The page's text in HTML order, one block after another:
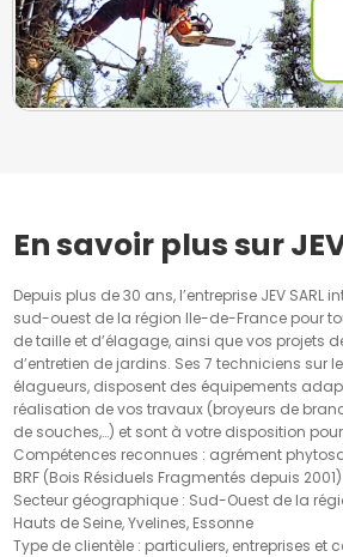
En savoir plus sur
Depuis plus de 30 ans, l’entreprise JEV SARL
sud-ouest de la région Ile-de-France pour
de taille et d’élagage, ainsi que vos projets
d’entretien de jardins. Ses 7 techniciens sur
élagueurs, disposent des équipements
réalisation de vos travaux (broyeurs de
de souches,…) et sont à votre disposition
Compétences reconnues : agrément
BRF (Bois Résiduels Fragmentés depuis 2001)
Secteur géographique : Sud-Ouest de la
Hauts de Seine, Yvelines, Essonne
Type de clientèle : particuliers, entreprises et